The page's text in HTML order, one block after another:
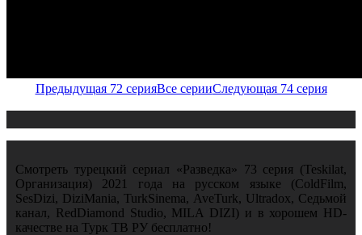
Предыдущая 72 серияВсе серииСледующая 74 серия
Смотреть турецкий сериал «Разведка» 73 серия (Teskilat,
Организация) 2021 года на русском языке (ColdFilm,
SesDizi, DiziMania, TurkSinema, AveTurk, Ultradox, Седьмой
канал, RedDiamond Studio, MILA DIZI) и в хорошем HD-
качестве на Турк ТВ РУ бесплатно!